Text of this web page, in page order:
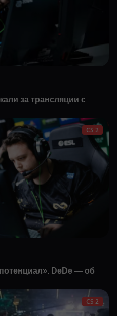
за трансляции с
CS 2
DeDe — об
CS 2